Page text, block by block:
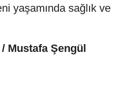
yaşamında sağlık ve
Mustafa Şengül